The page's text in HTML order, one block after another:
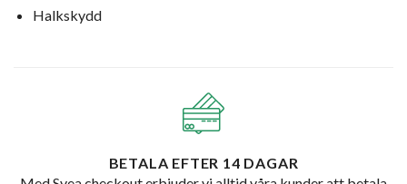
Halkskydd
BETALA EFTER 14 DAGAR